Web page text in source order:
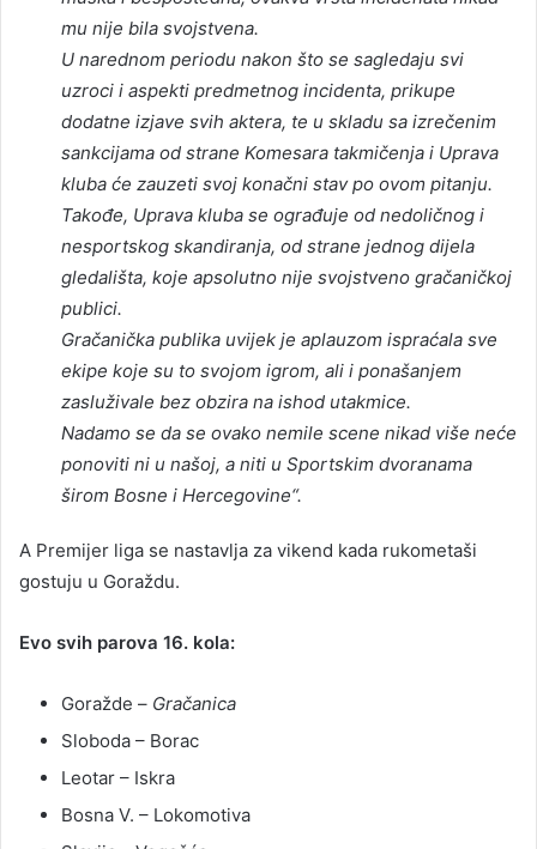
mu nije bila svojstvena.
U narednom periodu nakon što se sagledaju svi
uzroci i aspekti predmetnog incidenta, prikupe
dodatne izjave svih aktera, te u skladu sa izrečenim
sankcijama od strane Komesara takmičenja i Uprava
kluba će zauzeti svoj konačni stav po ovom pitanju.
Takođe, Uprava kluba se ograđuje od nedoličnog i
nesportskog skandiranja, od strane jednog dijela
gledališta, koje apsolutno nije svojstveno gračaničkoj
publici.
Gračanička publika uvijek je aplauzom ispraćala sve
ekipe koje su to svojom igrom, ali i ponašanjem
zasluživale bez obzira na ishod utakmice.
Nadamo se da se ovako nemile scene nikad više neće
ponoviti ni u našoj, a niti u Sportskim dvoranama
širom Bosne i Hercegovine“.
A Premijer liga se nastavlja za vikend kada rukometaši
gostuju u Goraždu.
Evo svih parova 16. kola:
Goražde – Gračanica
Sloboda – Borac
Leotar – Iskra
Bosna V. – Lokomotiva